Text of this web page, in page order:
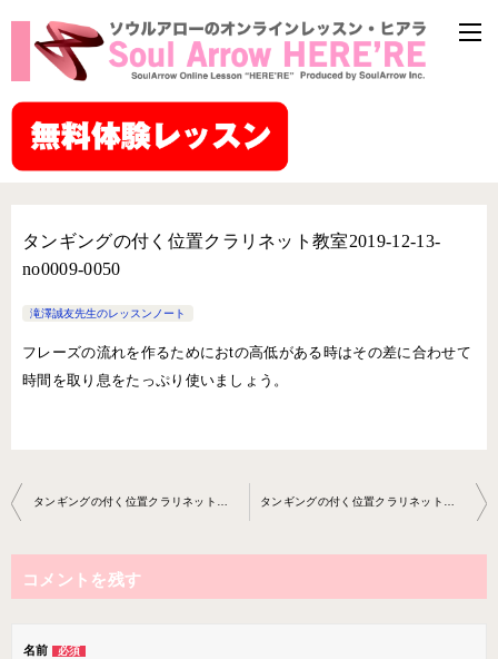
タンギングの付く位置クラリネット教室2019-12-13-
no0009-0050
滝澤誠友先生のレッスンノート
フレーズの流れを作るためにおtの高低がある時はその差に合わせて
時間を取り息をたっぷり使いましょう。
投
稿
ナ
ビ
タンギングの付く位置クラリネット教室2019-11-30-no0009-0050 タンギングの付く位置クラリネット教室2019-12-18-no0009-0050
コメントを残す
名前 必須